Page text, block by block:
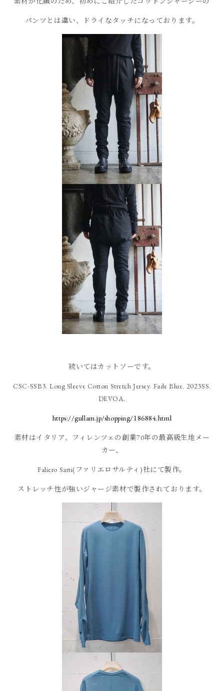
パンツとは違い、ドライなタッチになっております。
続いてはカットソーです。
CSC-SSB3. Long Sleeve Cotton Stretch Jersey. Fade Blue. 2023SS.
DEVOA.
https://gullam.jp/shopping/186884.html
素材はイタリア、フィレンツェの創業70年の最高級生地メー
カー、
Faliero Sarti(ファリエロサルティ)社にて製作。
ストレッチ性が強いジャージ素材で製作されております。